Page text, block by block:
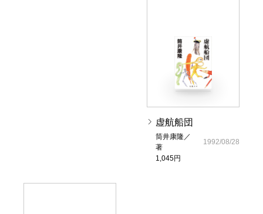
虚航船団
筒井康隆／
著
1,045円
1992/08/28